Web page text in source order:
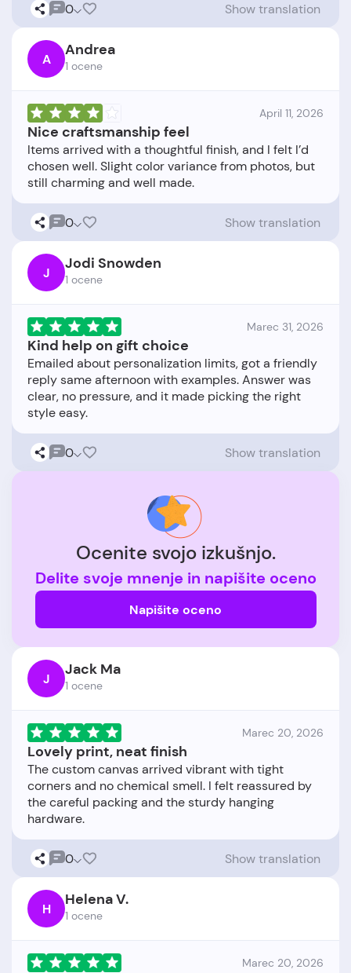
0 Show translation
A Andrea
1 ocene
April 11, 2026
Nice craftsmanship feel
Items arrived with a thoughtful finish, and I felt I’d
chosen well. Slight color variance from photos, but
0 Show translation
J Jodi Snowden
1 ocene
Marec 31, 2026
Kind help on gift choice
Emailed about personalization limits, got a friendly
reply same afternoon with examples. Answer was
clear, no pressure, and it made picking the right
0 Show translation
Ocenite svojo izkušnjo.
Delite svoje mnenje in napišite oceno
Napišite oceno
J Jack Ma
1 ocene
Marec 20, 2026
Lovely print, neat finish
The custom canvas arrived vibrant with tight
corners and no chemical smell. I felt reassured by
the careful packing and the sturdy hanging
0 Show translation
H Helena V.
1 ocene
Marec 20, 2026